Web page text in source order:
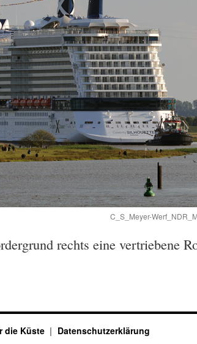
C_S_Meyer-
rechts eine vertriebene
die Küste Datenschutzerklärung